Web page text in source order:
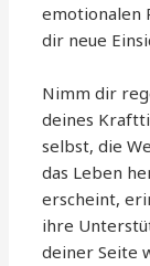
emotionalen
dir neue
Nimm dir
deines
selbst, die
das Leben
erscheint,
ihre
deiner Seite